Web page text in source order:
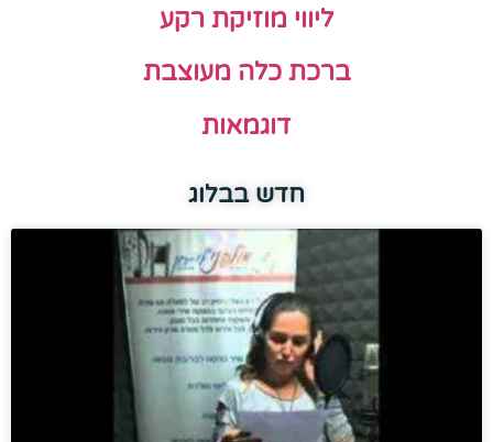
ליווי מוזיקת רקע
ברכת כלה מעוצבת
דוגמאות
חדש בבלוג